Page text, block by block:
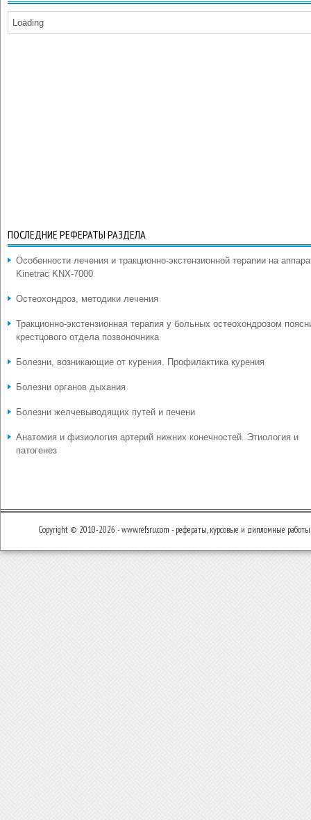
Loading
ПОСЛЕДНИЕ РЕФЕРАТЫ РАЗДЕЛА
Особенности лечения и тракционно-экстензионной терапии на
Kinetrac KNX-7000
Остеохондроз, методики лечения
Тракционно-экстензионная терапия у больных остеохондрозом
крестцового отдела позвоночника
Болезни, возникающие от курения. Профилактика курения
Болезни органов дыхания
Болезни желчевыводящих путей и печени
Анатомия и физиология артерий нижних конечностей. Этиология и
патогенез
Copyright © 2010-2026 - www.refsru.com - рефераты, курсовые и дипломные работы